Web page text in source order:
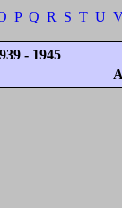
P Q R S T U
- 1945